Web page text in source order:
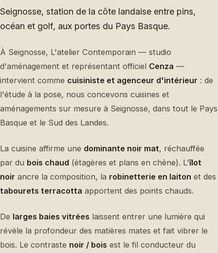
Seignosse, station de la côte landaise entre pins,
océan et golf, aux portes du Pays Basque.
À Seignosse, L'atelier Contemporain — studio
d'aménagement et représentant officiel Cenza —
intervient comme cuisiniste et agenceur d'intérieur : de
l'étude à la pose, nous concevons cuisines et
aménagements sur mesure à Seignosse, dans tout le Pays
Basque et le Sud des Landes.
La cuisine affirme une dominante noir mat, réchauffée
par du bois chaud (étagères et plans en chêne). L'îlot
noir ancre la composition, la robinetterie en laiton et des
tabourets terracotta apportent des points chauds.
De larges baies vitrées laissent entrer une lumière qui
révèle la profondeur des matières mates et fait vibrer le
bois. Le contraste noir / bois est le fil conducteur du